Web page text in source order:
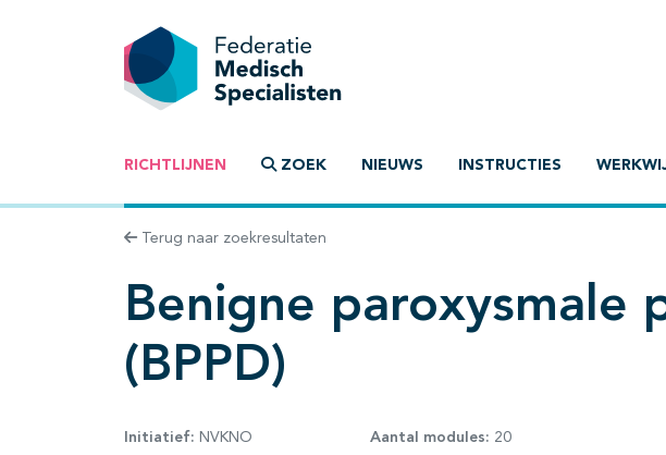
RICHTLIJNEN ZOEK NIEUWS INSTRUCTIES
Terug naar zoekresultaten
Benigne paroxysmale
(BPPD)
Initiatief: NVKNO Aantal modules: 20